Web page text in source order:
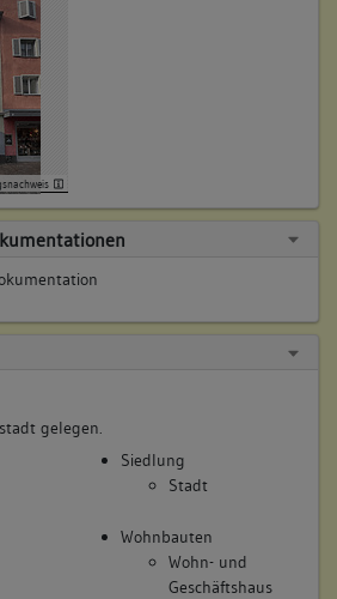
gelegen.
Siedlung
Stadt
Wohnbauten
Wohn- und
Geschäftshaus